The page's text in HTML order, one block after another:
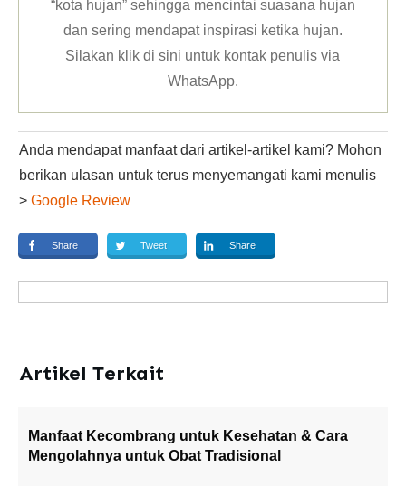
“kota hujan” sehingga mencintai suasana hujan
dan sering mendapat inspirasi ketika hujan.
Silakan klikdi sini untuk kontak penulis via
WhatsApp.
Anda mendapat manfaat dari artikel-artikel kami? Mohon
berikan ulasan untuk terus menyemangati kami menulis
> Google Review
Share Tweet Share
Artikel Terkait
Manfaat Kecombrang untuk Kesehatan & Cara
Mengolahnya untuk Obat Tradisional